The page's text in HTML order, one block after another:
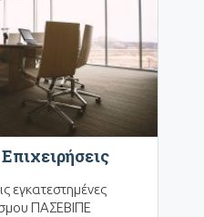
εγκατεστημένες
ΠΑΣΕΒΙΠΕ